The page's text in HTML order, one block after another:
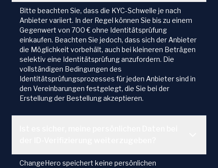
Bitte beachten Sie, dass die KYC-Schwelle je nach
Anbieter variiert. In der Regel können Sie bis zu einem
Gegenwert von 700 € ohne Identitätsprüfung
einkaufen. Beachten Sie jedoch, dass sich der Anbieter
die Möglichkeit vorbehält, auch bei kleineren Beträgen
selektiv eine Identitätsprüfung anzufordern. Die
vollständigen Bedingungen des
Identitätsprüfungsprozesses für jeden Anbieter sind in
den Vereinbarungen festgelegt, die Sie bei der
Erstellung der Bestellung akzeptieren.
ChangeHero speichert keine persönlichen